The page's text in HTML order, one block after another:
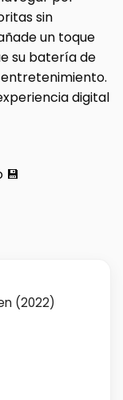
sin
un toque
su batería de
digital
💾
(2022)